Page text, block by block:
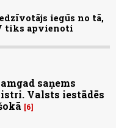
iegūs no tā,
tiks apvienoti
saņems
Valsts iestādēs
6